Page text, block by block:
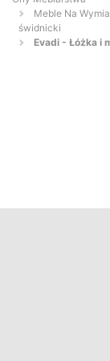
Meble Na
świdnicki
Evadi - Łóżka i